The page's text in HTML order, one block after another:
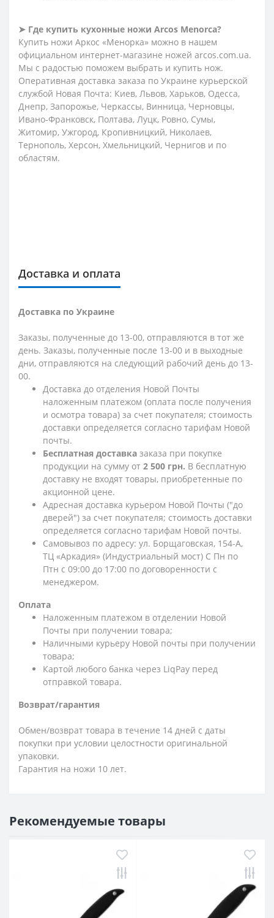
➤ Где купить кухонные ножи Arcos Menorca?
Купить ножи Аркос «Менорка» можно в нашем
официальном интернет-магазине ножей arcos.com.ua.
Мы с радостью поможем выбрать и купить нож.
Оперативная доставка заказа по Украине курьерской
службой Новая Почта: Киев, Львов, Харьков, Одесса,
Днепр, Запорожье, Черкассы, Винница, Черновцы,
Ивано-Франковск, Полтава, Луцк, Ровно, Сумы,
Житомир, Ужгород, Кропивницкий, Николаев,
Тернополь, Херсон, Хмельницкий, Чернигов и по
областям.
Доставка и оплата
Доставка по Украине
Заказы, полученные до 13-00, отправляются в тот же
день. Заказы, полученные после 13-00 и в выходные
дни, отправляются на следующий рабочий день до 13-
00.
Доставка до отделения Новой Почты
наложенным платежом (оплата после получения
и осмотра товара) за счет покупателя; стоимость
доставки определяется согласно тарифам Новой
почты.
Бесплатная доставка заказа при покупке
продукции на сумму от 2 500 грн. В бесплатную
доставку не входят товары, приобретенные по
акционной цене.
Адресная доставка курьером Новой Почты ("до
дверей") за счет покупателя; стоимость доставки
определяется согласно тарифам Новой почты.
Самовывоз по адресу: ул. Борщаговская, 154-А,
ТЦ «Аркадия» (Индустриальный мост) С Пн по
Птн с 09:00 до 17:00 по договоренности с
менеджером.
Оплата
Наложенным платежом в отделении Новой
Почты при получении товара;
Наличными курьеру Новой почты при получении
товара;
Картой любого банка через LiqPay перед
отправкой товара.
Возврат/гарантия
Обмен/возврат товара в течение 14 дней с даты
покупки при условии целостности оригинальной
упаковки.
Гарантия на ножи 10 лет.
Рекомендуемые товары